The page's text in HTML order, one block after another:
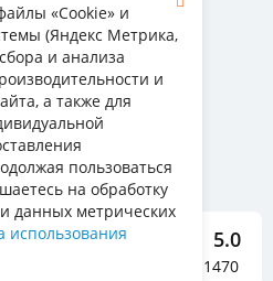
Вопрос-ответ
Обмен и возврат
Гарантия
5.0
Отзывы о нас 1470
«Cookie» и
(Яндекс Метрика,
и анализа
и
а также для
пользоваться
на обработку
данных метрических
использования